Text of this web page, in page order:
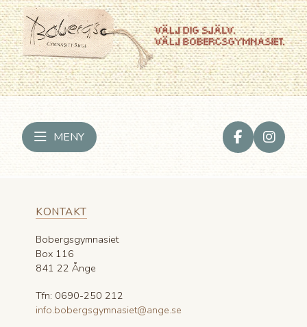
MENY
KONTAKT
Bobergsgymnasiet
Box 116
841 22 Ånge
Tfn: 0690-250 212
info.bobergsgymnasiet@ange.se